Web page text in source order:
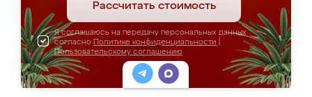
Рассчитать стоимость
Я соглашаюсь на передачу персональных данных
согласно Политике конфиденциальности
Пользовательскому соглашению